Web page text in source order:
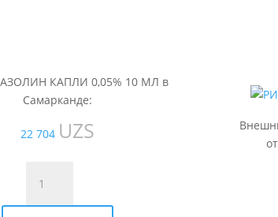
КАПЛИ 0,05% 10 МЛ в
Самарканде:
22 704 UZS
товара
РИНАЗОЛИН